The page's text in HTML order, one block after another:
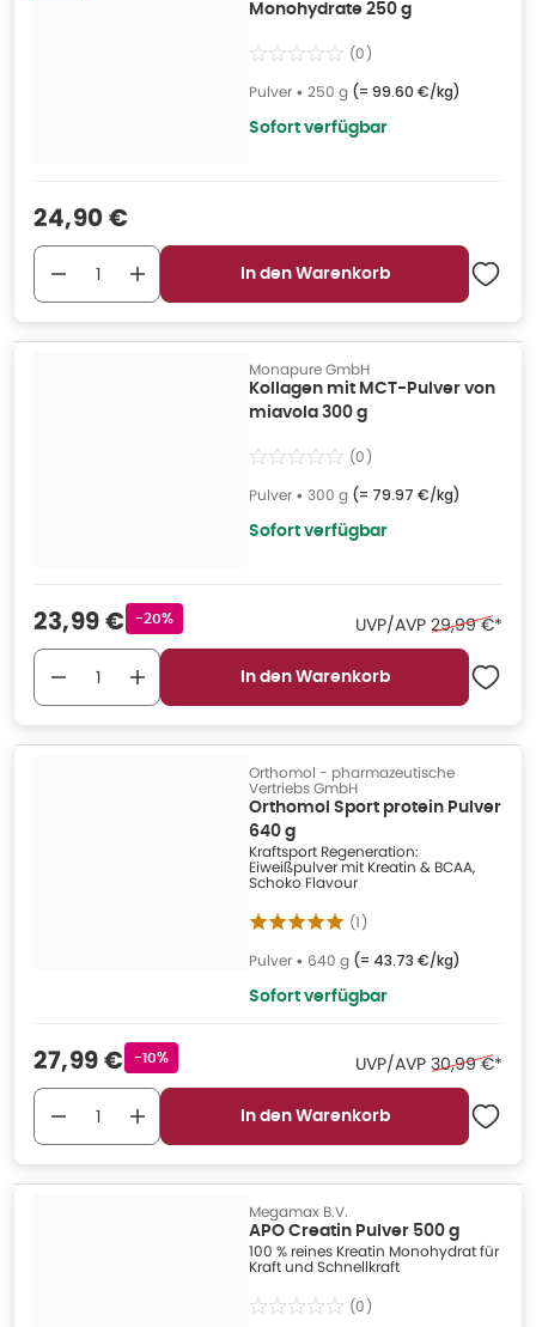
Monohydrate 250 g
(0)
Pulver • 250 g (= 99.60 €/kg)
Sofort verfügbar
Verkaufspreis
24,90 €
In den Warenkorb
Monapure GmbH
Kollagen mit MCT-Pulver von
miavola 300 g
(0)
Pulver • 300 g (= 79.97 €/kg)
Sofort verfügbar
Verkaufspreis
23,99 € Rabattstempel
-20% UVP/AVP Ehemaliger
29,99 €*
In den Warenkorb
Orthomol - pharmazeutische
Vertriebs GmbH
Orthomol Sport protein Pulver
640 g
Kraftsport Regeneration:
Eiweißpulver mit Kreatin & BCAA,
Schoko Flavour
(1)
Pulver • 640 g (= 43.73 €/kg)
Sofort verfügbar
Verkaufspreis
27,99 € Rabattstempel
-10% UVP/AVP Ehemaliger
30,99 €*
In den Warenkorb
Megamax B.V.
APO Creatin Pulver 500 g
100 % reines Kreatin Monohydrat für
Kraft und Schnellkraft
(0)